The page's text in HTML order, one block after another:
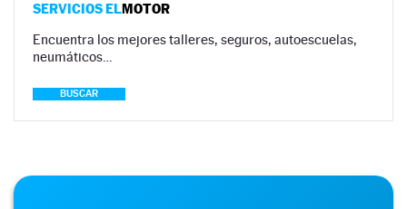
SERVICIOS ELMOTOR
Encuentra los mejores talleres, seguros, autoescuelas,
neumáticos…
BUSCAR